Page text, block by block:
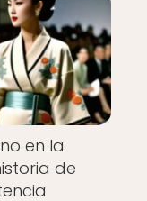
en la
de